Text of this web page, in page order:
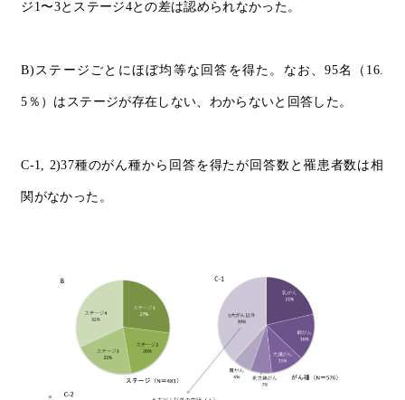
ジ 1〜3とステージ4との差は認められなかった。
B) ステージごとにほぼ均等な回答を得た。なお、95名（ 16.
5 ％）はステージが存在しない、わからないと回答した。
C-1, 2)37種のがん種から回答を得たが回答数と罹患者数は相
関がなかった。